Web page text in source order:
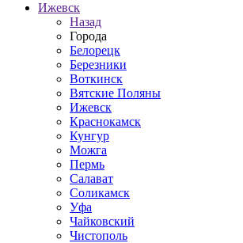
Ижевск
Назад
Города
Белорецк
Березники
Воткинск
Вятские Поляны
Ижевск
Краснокамск
Кунгур
Можга
Пермь
Салават
Соликамск
Уфа
Чайковский
Чистополь